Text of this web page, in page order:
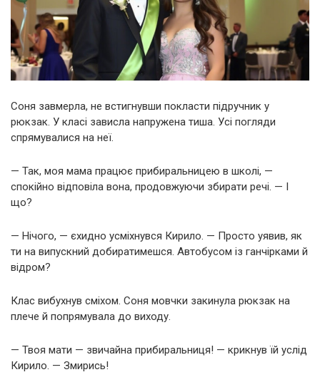
Соня завмерла, не встигнувши покласти підручник у
рюкзак. У класі зависла напружена тиша. Усі погляди
спрямувалися на неї.
— Так, моя мама працює прибиральницею в школі, —
спокійно відповіла вона, продовжуючи збирати речі. — І
що?
— Нічого, — єхидно усміхнувся Кирило. — Просто уявив, як
ти на випускний добиратимешся. Автобусом із ганчірками й
відром?
Клас вибухнув сміхом. Соня мовчки закинула рюкзак на
плече й попрямувала до виходу.
— Твоя мати — звичайна прибиральниця! — крикнув їй услід
Кирило. — Змирись!